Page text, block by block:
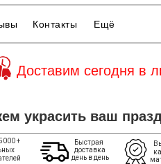
Контакты Ещё
Быстрая
доставка
+
украсить ваш
день в день
Доставим сегодня в